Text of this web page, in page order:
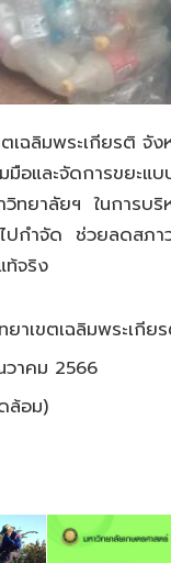
ฉลิมพระเกียรติ จั
มือและจัดการขยะแ
วิทยาลัยฯ ในการบ
ำจัด ช่วยลดสภาว
จริง
ยาเขตเฉลิมพระเกี
วาคม 2566
ล้อม)